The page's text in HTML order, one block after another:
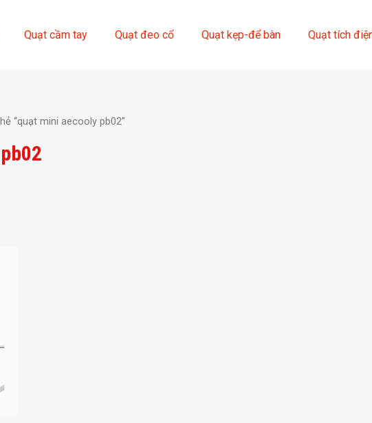
Quạt cầm tay Quạt đeo cổ Quạt kẹp-để bàn Quạt tích
“quạt mini aecooly pb02”